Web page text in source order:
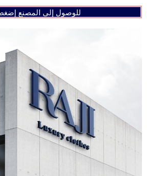
للوصول إلى المصنع